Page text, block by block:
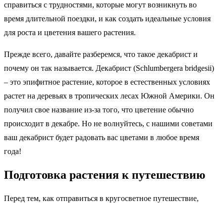
справиться с трудностями, которые могут возникнуть во
время длительной поездки, и как создать идеальные условия
для роста и цветения вашего растения.
Прежде всего, давайте разберемся, что такое декабрист и
почему он так называется. Декабрист (Schlumbergera bridgesii)
– это эпифитное растение, которое в естественных условиях
растет на деревьях в тропических лесах Южной Америки. Он
получил свое название из-за того, что цветение обычно
происходит в декабре. Но не волнуйтесь, с нашими советами
ваш декабрист будет радовать вас цветами в любое время
года!
Подготовка растения к путешествию
Перед тем, как отправиться в кругосветное путешествие,